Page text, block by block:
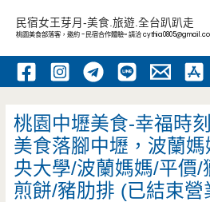
內
民宿女王芽月-美食.旅遊.全台趴趴走
桃園美食部落客，邀約 -民宿合作體驗~ 請洽
桃園中壢美食-幸福時
美食落腳中壢，波蘭
央大學/波蘭媽媽/平價/
煎餅/豬肋排 (已結束營